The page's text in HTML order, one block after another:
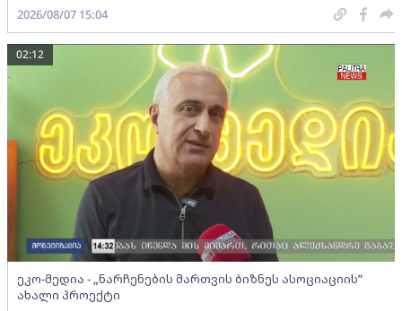
2026/08/07 15:04
ეკო-მედია - „ნარჩენების მართვის ბიზნეს ასოციაციის”
ახალი პროექტი
02:12